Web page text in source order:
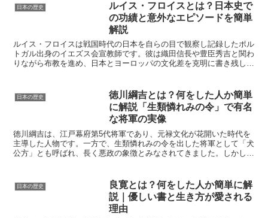
日本の歴史
ルイス・フロイスとは？日本史で
の功績と意外なエピソードを簡単
解説
ルイス・フロイスは戦国時代の日本を自らの目で観察し記録したポル
トガル出身のイエズス会宣教師です。彼は織田信長や豊臣秀吉と関わ
りながら布教を進め、日本とヨーロッパの文化差を克明に書き残しま
日本の歴史
徳川綱吉とは？何をした人か簡単
に解説「生類憐れみの令」で有名
な将軍の実像
徳川綱吉は、江戸幕府第5代将軍であり、元禄文化が花開いた時代を
主導した人物です。一方で、生類憐れみの令を出した将軍として「犬
公方」とも呼ばれ、長く悪政の象徴とみなされてきました。しかし近
日本の歴史
良寛とは？何をした人か簡単に解
説｜優しい書と生き方が愛される
理由